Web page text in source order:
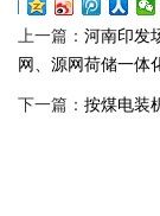
上一篇： 河南印发
网、源网荷储一体
下一篇： 按煤电装